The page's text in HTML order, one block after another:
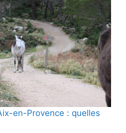
en-Provence : quelles